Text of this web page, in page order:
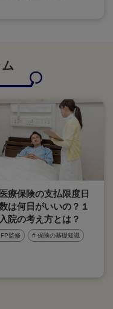
医療保険の支払限度日
は何日がいいの？１
入院の考え方とは？
監修 # 保険の基礎知識